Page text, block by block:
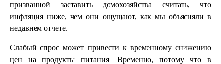
призванной заставить домохозяйства считать, что
инфляция ниже, чем они ощущают, как мы объясняли в
недавнем отчете.
Слабый спрос может привести к временному снижению
цен на продукты питания. Временно, потому что в